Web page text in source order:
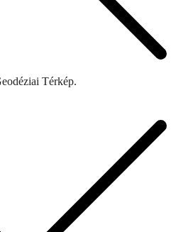
Térkép.